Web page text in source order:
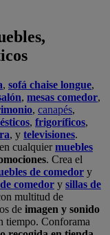
, sofá chaise longue,
, mesas comedor,
, canapés,
, frigoríficos,
, y televisiones.
cualquiermuebles
. Crea el
de comedor y
comedor y sillas de
multitud de
de imagen y sonido
tiempo. Conforama